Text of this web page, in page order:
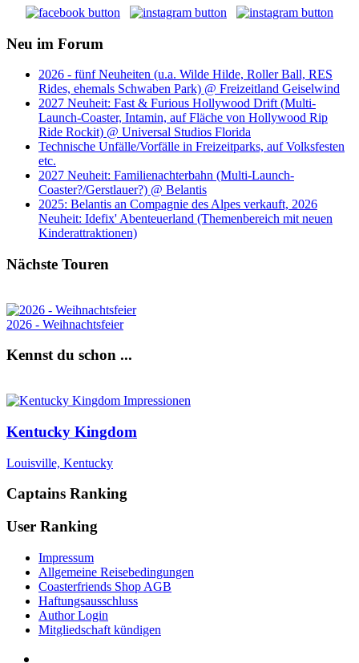
Neu im Forum
2026 - fünf Neuheiten (u.a. Wilde Hilde, Roller Ball, RES
Rides, ehemals Schwaben Park) @ Freizeitland Geiselwind
2027 Neuheit: Fast & Furious Hollywood Drift (Multi-
Launch-Coaster, Intamin, auf Fläche von Hollywood Rip
Ride Rockit) @ Universal Studios Florida
Technische Unfälle/Vorfälle in Freizeitparks, auf Volksfesten
etc.
2027 Neuheit: Familienachterbahn (Multi-Launch-
Coaster?/Gerstlauer?) @ Belantis
2025: Belantis an Compagnie des Alpes verkauft, 2026
Neuheit: Idefix' Abenteuerland (Themenbereich mit neuen
Kinderattraktionen)
Nächste Touren
2026 - Weihnachtsfeier
Kennst du schon ...
Kentucky Kingdom
Louisville, Kentucky
Captains Ranking
User Ranking
Impressum
Allgemeine Reisebedingungen
Coasterfriends Shop AGB
Haftungsausschluss
Author Login
Mitgliedschaft kündigen